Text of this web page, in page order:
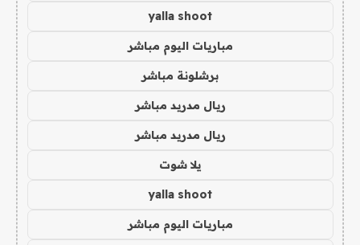
yalla shoot
مباريات اليوم مباشر
برشلونة مباشر
ريال مدريد مباشر
ريال مدريد مباشر
يلا شوت
yalla shoot
مباريات اليوم مباشر